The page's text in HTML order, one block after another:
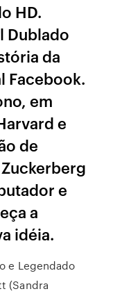
HD.
Dublado
da
Facebook.
em
e
de
e
a
idéia.
e Legendado
(Sandra